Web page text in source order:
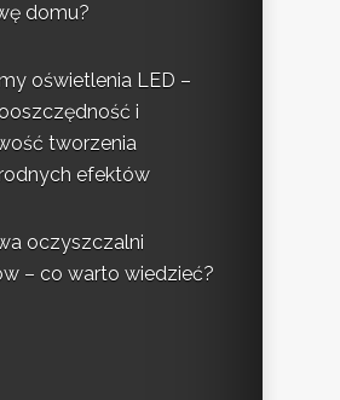
domu?
oświetlenia LED –
i
tworzenia
efektów
oczyszczalni
– co warto wiedzieć?